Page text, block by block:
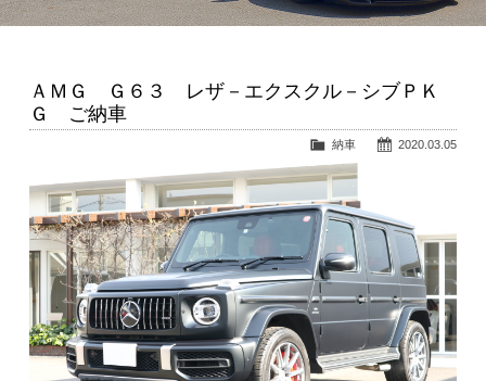
ＡＭＧ Ｇ６３ レザ－エクスクル－シブＰＫ
Ｇ ご納車
2020.03.05
納車